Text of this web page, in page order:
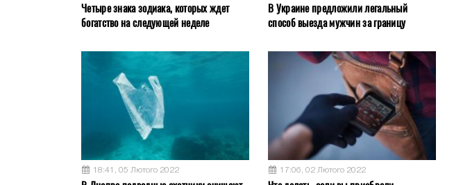
Четыре знака зодиака, которых ждет
богатство на следующей неделе
В Украине предложили легальный
способ выезда мужчин за границу
18:41, 05 Лютого 2022 17:06, 02 Лютого 2022